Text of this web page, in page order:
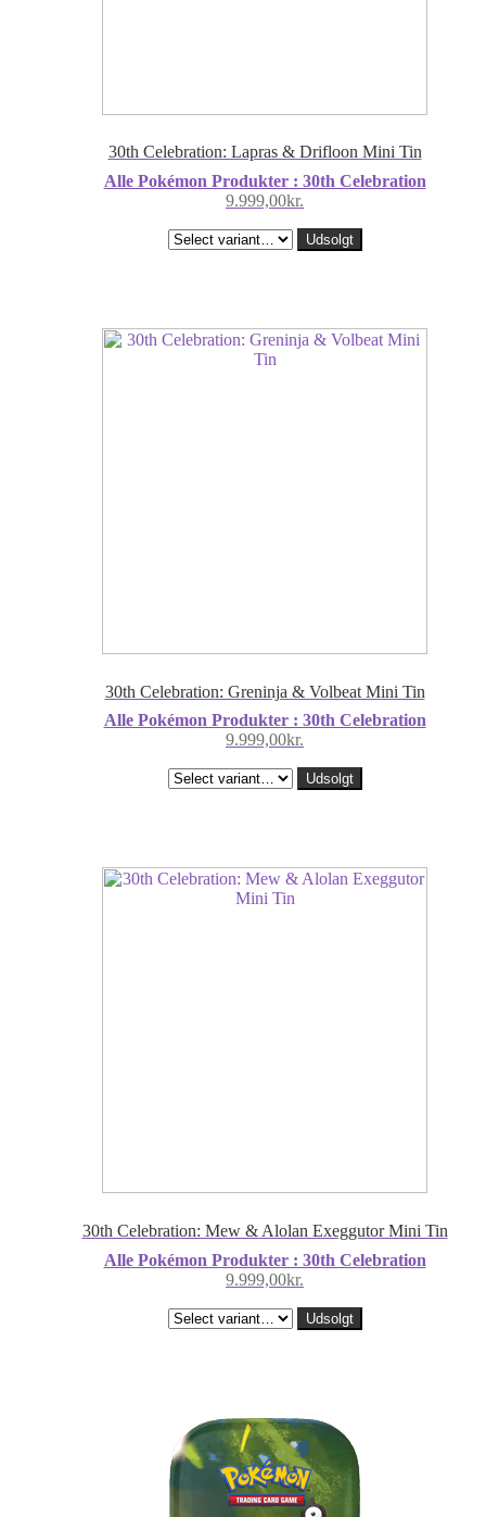
30th Celebration: Lapras & Drifloon Mini Tin
Alle Pokémon Produkter : 30th Celebration
9.999,00kr.
Udsolgt
30th Celebration: Greninja & Volbeat Mini Tin
Alle Pokémon Produkter : 30th Celebration
9.999,00kr.
Udsolgt
30th Celebration: Mew & Alolan Exeggutor Mini Tin
Alle Pokémon Produkter : 30th Celebration
9.999,00kr.
Udsolgt